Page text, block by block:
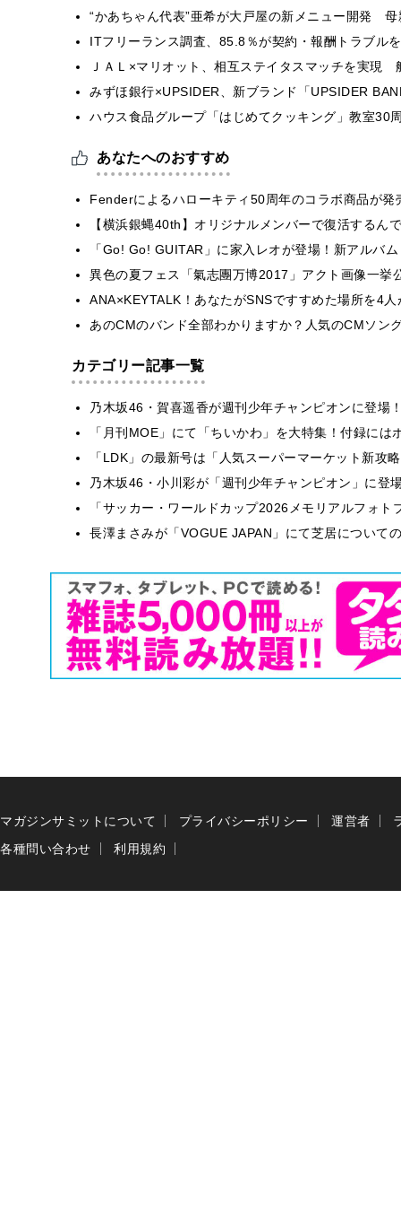
“かあちゃん代表”亜希が大戸屋の新メニュー開発
ITフリーランス調査、85.8％が契約・報酬トラブ
ＪＡＬ×マリオット、相互ステイタスマッチを実
みずほ銀行×UPSIDER、新ブランド「UPSIDER
ハウス食品グループ「はじめてクッキング」教室
あなたへのおすすめ
Fenderによるハローキティ50周年のコラボ商品が
【横浜銀蝿40th】オリジナルメンバーで復活するん
「Go! Go! GUITAR」に家入レオが登場！新アルバ
異色の夏フェス「氣志團万博2017」アクト画像一
ANA×KEYTALK！あなたがSNSですすめた場所を4
あのCMのバンド全部わかりますか？人気のCMソン
カテゴリー記事一覧
乃木坂46・賀喜遥香が週刊少年チャンピオンに登
「月刊MOE」にて「ちいかわ」を大特集！付録に
「LDK」の最新号は「人気スーパーマーケット新
乃木坂46・小川彩が「週刊少年チャンピオン」に
「サッカー・ワールドカップ2026メモリアルフォ
長澤まさみが「VOGUE JAPAN」にて芝居について
マガジンサミットについて プライバシーポリシー 運営者
各種問い合わせ
利用規約